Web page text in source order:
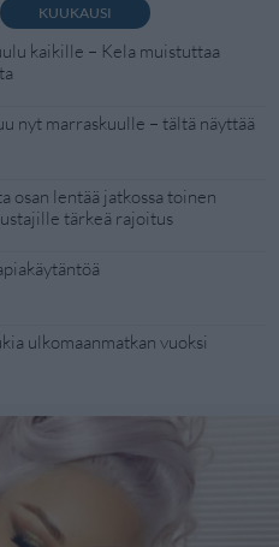
KUUKAUSI
kaikille – Kela muistuttaa
nyt marraskuulle – tältä näyttää
osan lentää jatkossa toinen
tärkeä rajoitus
ulkomaanmatkan vuoksi